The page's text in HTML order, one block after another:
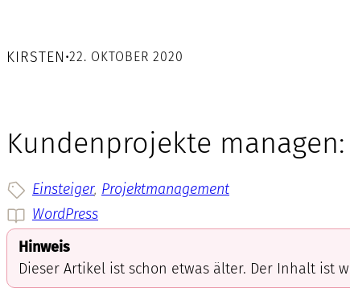
KIRSTEN•22. OKTOBER 2020
Kundenprojekte
Einsteiger, Projektmanagement
WordPress
Hinweis
Dieser Artikel ist schon etwas älter. Der Inhalt ist